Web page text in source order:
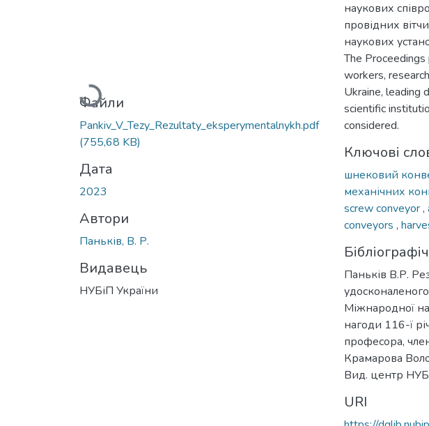
Вантажиться...
Файли
Pankiv_V_Tezy_Rezultaty_eksperymentalnykh.pdf
(755,68 KB)
Дата
2023
Автори
Паньків, В. Р.
Видавець
НУБіП України
наукових
провідних
наукових
The
workers,
Ukraine, leading
scientific
considered.
Ключові
шнековий
механічних
screw conveyor,
conveyors ,
Паньків В.Р.
Міжнародної
нагоди 116-ї
професора,
Крамарова
Вид. центр
URI